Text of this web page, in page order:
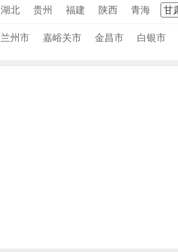
湖北 贵州 福建 陕西 青海 甘
兰州市 嘉峪关市 金昌市 白银市